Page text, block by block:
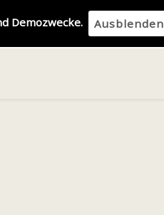
Demozwecke. Ausblenden